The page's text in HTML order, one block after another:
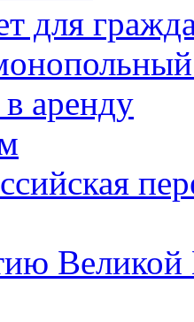
для
аренду